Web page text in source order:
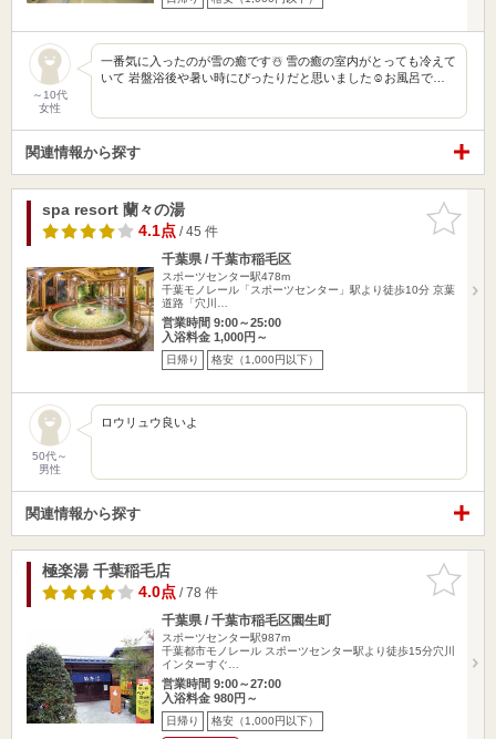
～10代
女性
一番気に入ったのが雪の癒です☃️ 雪の癒の室内がとっても冷えて
いて 岩盤浴後や暑い時にぴったりだと思いました☺️お風呂で…
関連情報から探す
お気に入
りに追加
spa resort 蘭々の湯
4.1点/ 45 件
千葉県 / 千葉市稲毛区
スポーツセンター駅478m
千葉モノレール「スポーツセンター」駅より徒歩10分 京葉
道路「穴川…
営業時間 9:00～25:00
入浴料金 1,000円～
日帰り 格安（1,000円以下）
50代～
男性
ロウリュウ良いよ
関連情報から探す
お気に入
りに追加
極楽湯 千葉稲毛店
4.0点/ 78 件
千葉県 / 千葉市稲毛区園生町
スポーツセンター駅987m
千葉都市モノレール スポーツセンター駅より徒歩15分穴川
インターすぐ…
営業時間 9:00～27:00
入浴料金 980円～
日帰り 格安（1,000円以下）